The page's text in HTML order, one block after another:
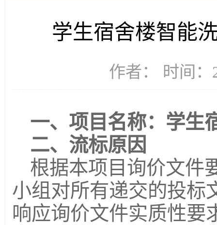
学生宿舍楼智能
作者： 时间：
一、项目名称： 学生
二、流标原因
根据本项目询价文件
小组对所有递交的投标
响应询价文件实质性要